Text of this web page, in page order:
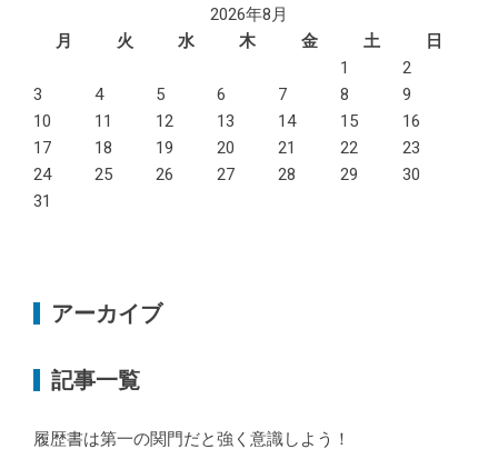
2026年8月
月
火 水 木 金 土
日
1
2
3
4 5 6 7 8
9
10
11 12 13 14 15
16
17
18 19 20 21 22
23
24
25 26 27 28 29
30
31
アーカイブ
記事一覧
履歴書は第一の関門だと強く意識しよう！